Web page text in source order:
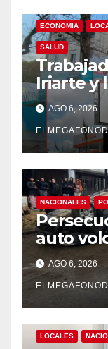
ECONOMIA
SALUD
Iriarte y
pase a
mejoras
AGO 6, 2026
NACIONALES
auto
Solano
AGO 6, 2026
LOCALES